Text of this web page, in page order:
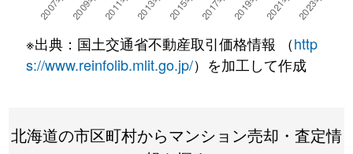
※出典：国土交通省不動産取引価格情報 （http
s://www.reinfolib.mlit.go.jp/）を加工して作成
北海道の市区町村からマンション売却・査定情